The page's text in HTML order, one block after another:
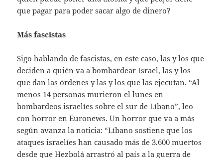
que pagar para poder sacar algo de dinero?
Más fascistas
Sigo hablando de fascistas, en este caso, las y los que
deciden a quién va a bombardear Israel, las y los
que dan las órdenes y las y los que las ejecutan. “Al
menos 14 personas murieron el lunes en
bombardeos israelíes sobre el sur de Líbano”, leo
con horror en Euronews. Un horror que va a más
según avanza la noticia: “Líbano sostiene que los
ataques israelíes han causado más de 3.600 muertos
desde que Hezbolá arrastró al país a la guerra de